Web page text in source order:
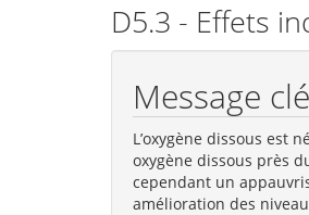
D5.3 - Effets
Message clé
L’oxygène dissous est
oxygène dissous près
cependant un
amélioration des